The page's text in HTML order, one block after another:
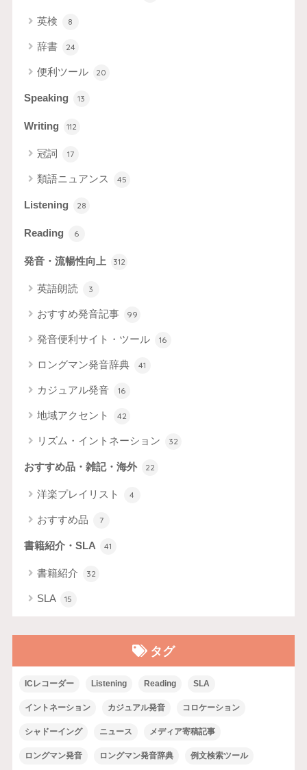
英検 8
辞書 24
便利ツール 20
Speaking 13
Writing 112
冠詞 17
類語ニュアンス 45
Listening 28
Reading 6
発音・流暢性向上 312
英語朗読 3
おすすめ発音記事 99
発音便利サイト・ツール 16
ロングマン発音辞典 41
カジュアル発音 16
地域アクセント 42
リズム・イントネーション 32
おすすめ品・雑記・海外 22
洋楽プレイリスト 4
おすすめ品 7
書籍紹介・SLA 41
書籍紹介 32
SLA 15
タグ
ICレコーダー Listening Reading SLA
イントネーション カジュアル発音 コロケーション
シャドーイング ニュース メディア寄稿記事
ロングマン発音 ロングマン発音辞典 例文検索ツール